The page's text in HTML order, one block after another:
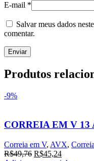
E-mail *
Salvar meus dados
comentar.
Produtos
-9%
CORREIA EM V 13
Correia em V, AVX,
R$49,76 O
R$45,24O